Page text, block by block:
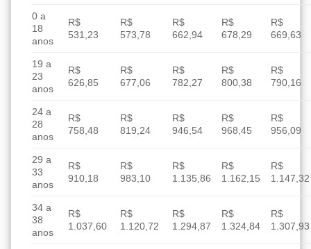
0 a
18
anos
R$
531,23
R$
573,78
R$
662,94
R$
678,29
R$
669,63
19 a
23
anos
R$
626,85
R$
677,06
R$
782,27
R$
800,38
R$
790,16
24 a
28
anos
R$
758,48
R$
819,24
R$
946,54
R$
968,45
R$
956,09
29 a
33
anos
R$
910,18
R$
983,10
R$
1.135,86
R$
1.162,15
R$
1.147,32
34 a
38
anos
R$
1.037,60
R$
1.120,72
R$
1.294,87
R$
1.324,84
R$
1.307,93